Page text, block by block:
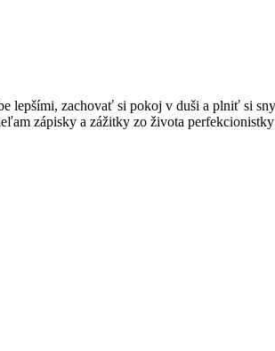
lepšími, zachovať si pokoj v duši a plniť si
zápisky a zážitky zo života perfekcionistky